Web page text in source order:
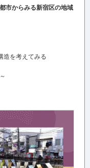
市からみる新宿区の地域
造を考えてみる